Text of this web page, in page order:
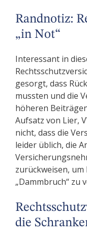
Randnotiz:
„in Not“
Interessant in
gesorgt, dass
mussten und die
höheren
Aufsatz von Lier,
nicht, dass die
leider üblich, die
zurückweisen,
„Dammbruch“ zu
die